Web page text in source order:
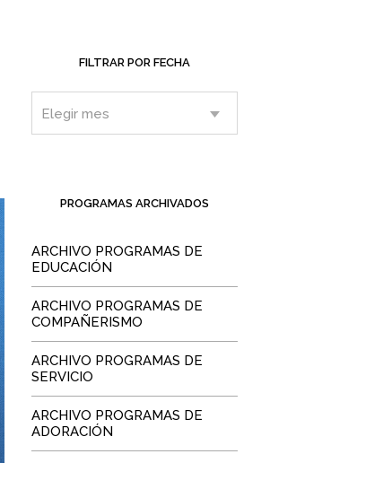
FILTRAR POR FECHA
PROGRAMAS ARCHIVADOS
ARCHIVO PROGRAMAS DE
EDUCACIÓN
ARCHIVO PROGRAMAS DE
COMPAÑERISMO
ARCHIVO PROGRAMAS DE
SERVICIO
ARCHIVO PROGRAMAS DE
ADORACIÓN